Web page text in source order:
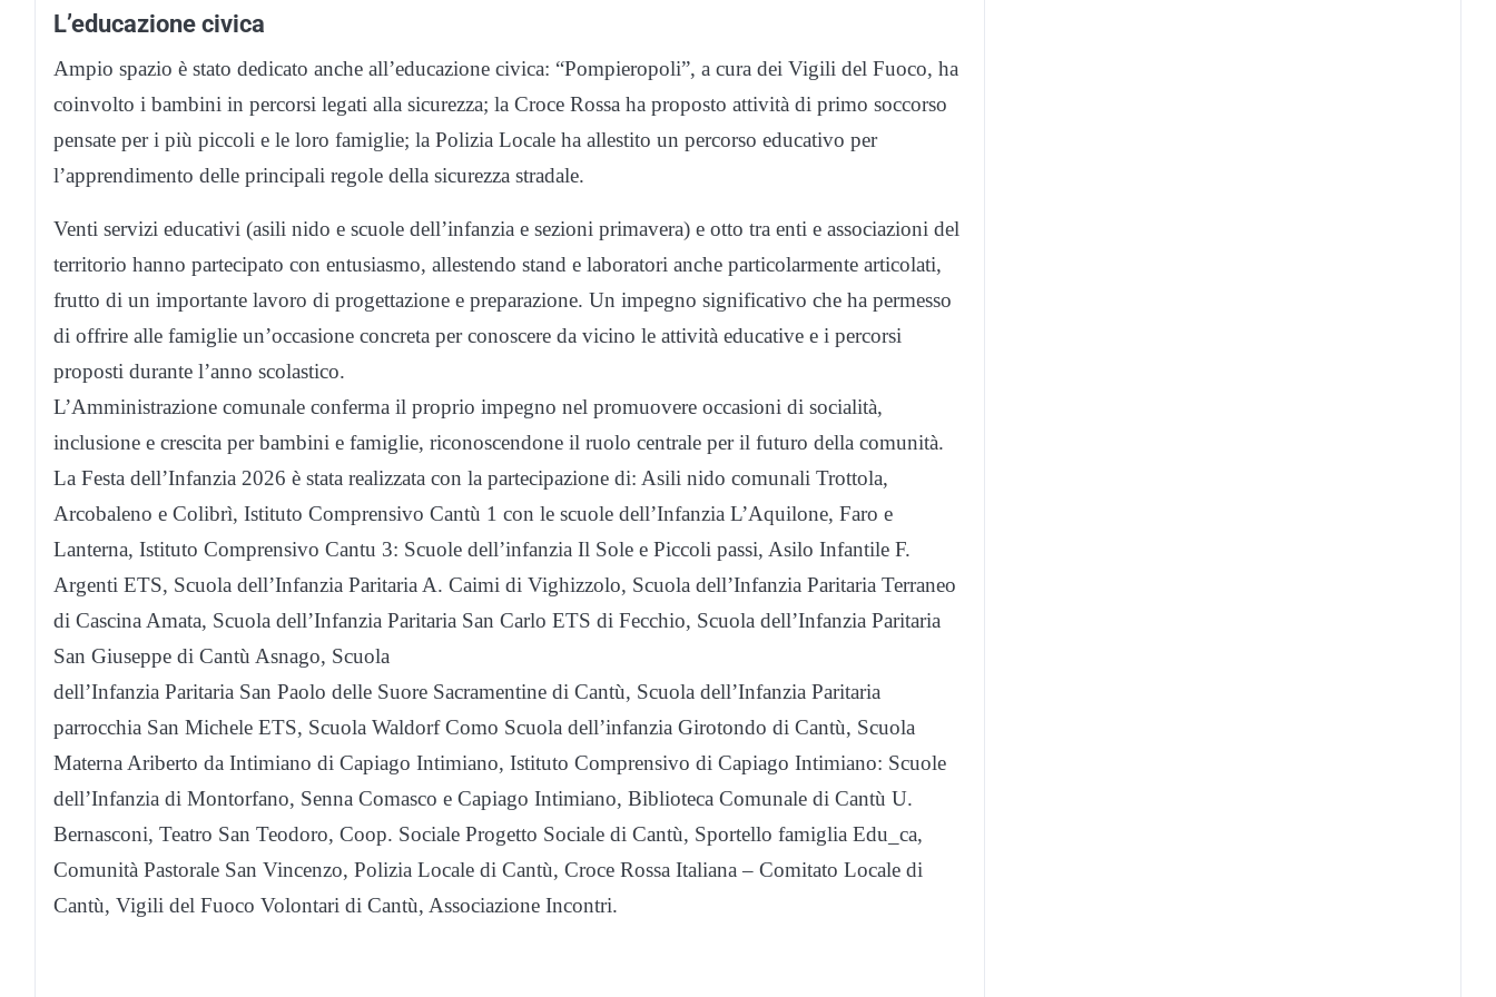
L’educazione civica
Ampio spazio è stato dedicato anche all’educazione civica: “Pompieropoli”, a cura dei Vigili del Fuoco, ha
coinvolto i bambini in percorsi legati alla sicurezza; la Croce Rossa ha proposto attività di primo soccorso
pensate per i più piccoli e le loro famiglie; la Polizia Locale ha allestito un percorso educativo per
l’apprendimento delle principali regole della sicurezza stradale.
Venti servizi educativi (asili nido e scuole dell’infanzia e sezioni primavera) e otto tra enti e associazioni del
territorio hanno partecipato con entusiasmo, allestendo stand e laboratori anche particolarmente articolati,
frutto di un importante lavoro di progettazione e preparazione. Un impegno significativo che ha permesso
di offrire alle famiglie un’occasione concreta per conoscere da vicino le attività educative e i percorsi
proposti durante l’anno scolastico.
L’Amministrazione comunale conferma il proprio impegno nel promuovere occasioni di socialità,
inclusione e crescita per bambini e famiglie, riconoscendone il ruolo centrale per il futuro della comunità.
La Festa dell’Infanzia 2026 è stata realizzata con la partecipazione di: Asili nido comunali Trottola,
Arcobaleno e Colibrì, Istituto Comprensivo Cantù 1 con le scuole dell’Infanzia L’Aquilone, Faro e
Lanterna, Istituto Comprensivo Cantu 3: Scuole dell’infanzia Il Sole e Piccoli passi, Asilo Infantile F.
Argenti ETS, Scuola dell’Infanzia Paritaria A. Caimi di Vighizzolo, Scuola dell’Infanzia Paritaria Terraneo
di Cascina Amata, Scuola dell’Infanzia Paritaria San Carlo ETS di Fecchio, Scuola dell’Infanzia Paritaria
San Giuseppe di Cantù Asnago, Scuola
dell’Infanzia Paritaria San Paolo delle Suore Sacramentine di Cantù, Scuola dell’Infanzia Paritaria
parrocchia San Michele ETS, Scuola Waldorf Como Scuola dell’infanzia Girotondo di Cantù, Scuola
Materna Ariberto da Intimiano di Capiago Intimiano, Istituto Comprensivo di Capiago Intimiano: Scuole
dell’Infanzia di Montorfano, Senna Comasco e Capiago Intimiano, Biblioteca Comunale di Cantù U.
Bernasconi, Teatro San Teodoro, Coop. Sociale Progetto Sociale di Cantù, Sportello famiglia Edu_ca,
Comunità Pastorale San Vincenzo, Polizia Locale di Cantù, Croce Rossa Italiana – Comitato Locale di
Cantù, Vigili del Fuoco Volontari di Cantù, Associazione Incontri.